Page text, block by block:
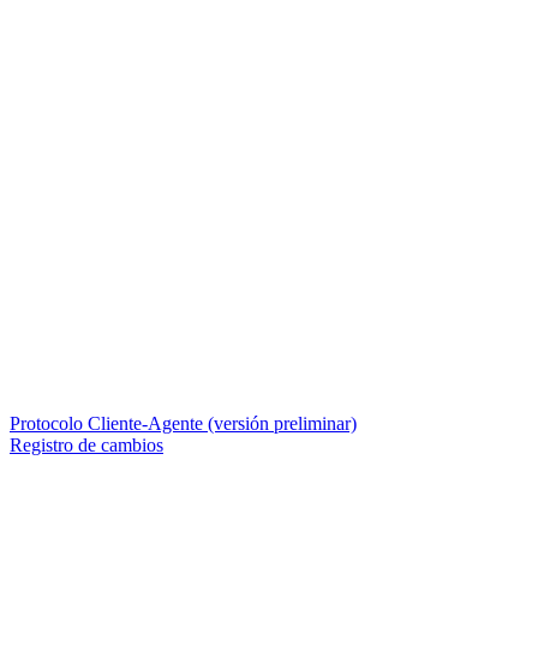
Protocolo Cliente-Agente (versión preliminar)
Registro de cambios